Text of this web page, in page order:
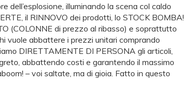
illuminando la scena col caldo
il RINNOVO dei prodotti, lo STOCK BOMBA!
(COLONNE di prezzo al ribasso) e soprattutto
vuole abbattere i prezzi unitari comprando
DIRETTAMENTE DI PERSONA gli articoli,
abbattendo costi e garantendo il massimo
– voi saltate, ma di gioia. Fatto in questo